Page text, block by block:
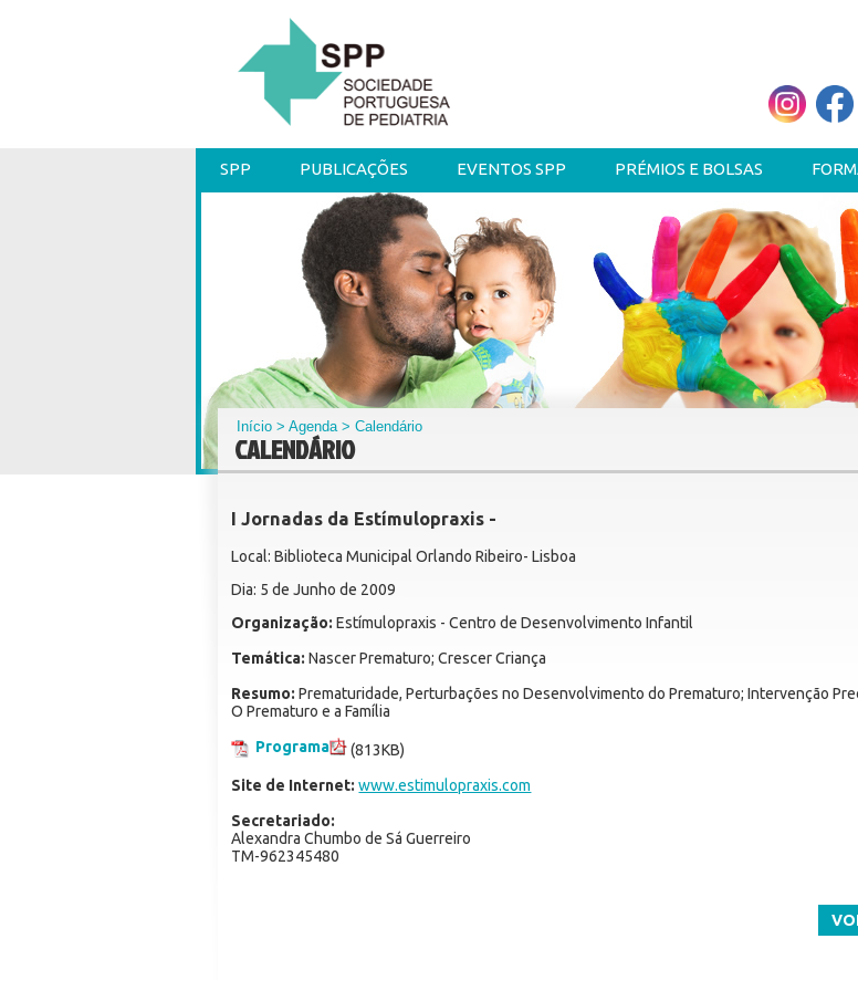
SPP PUBLICAÇÕES EVENTOS SPP PRÉMIOS E BOLSAS
Início >Agenda> Calendário
CALENDÁRIO
I Jornadas da Estímulopraxis -
Local: Biblioteca Municipal Orlando Ribeiro- Lisboa
Dia: 5 de Junho de 2009
Organização: Estímulopraxis - Centro de Desenvolvimento Infantil
Temática: Nascer Prematuro; Crescer Criança
Resumo: Prematuridade, Perturbações no Desenvolvimento do Prematuro; Intervenção
O Prematuro e a Família
Programa
(813KB)
Site de Internet: www.estimulopraxis.com
Secretariado:
Alexandra Chumbo de Sá Guerreiro
TM-962345480